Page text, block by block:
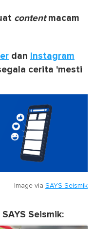
contentmacam
dan Instagram
cerita 'mesti
Image via SAYS Seismik
Seismik: